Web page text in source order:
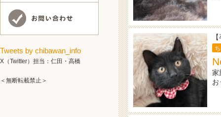
家
お
Tweets by chibawan_info
X（Twitter）担当：仁田・高橋
＜無断転載禁止＞